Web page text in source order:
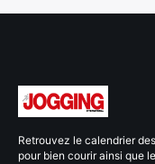
Retrouvez le calendrier
pour bien courir ainsi que